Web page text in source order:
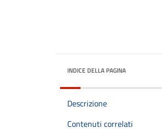
INDICE DELLA PAGINA
Descrizione
Contenuti correlati